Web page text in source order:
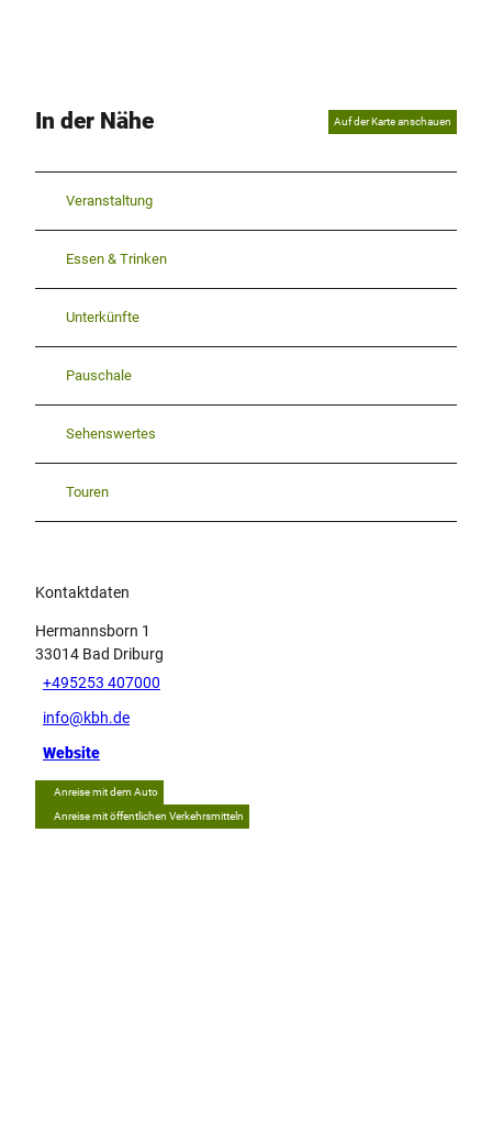
In der Nähe Auf der Karte anschauen
Veranstaltung
Essen & Trinken
Unterkünfte
Pauschale
Sehenswertes
Touren
Kontaktdaten
Hermannsborn 1
33014 Bad Driburg
+495253 407000
info@kbh.de
Website
Anreise mit dem Auto
Anreise mit öffentlichen Verkehrsmitteln